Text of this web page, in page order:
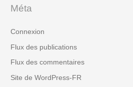
Méta
Connexion
Flux des publications
Flux des commentaires
Site de WordPress-FR